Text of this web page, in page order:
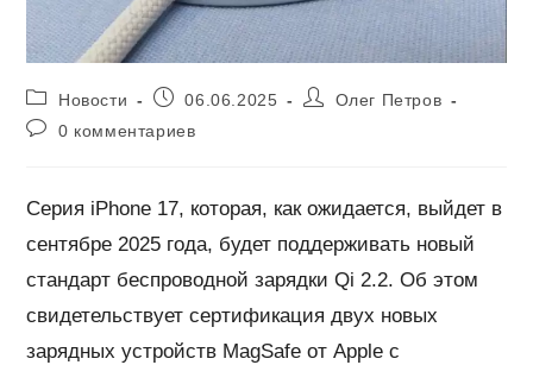
Рубрика
записи:
Новости
Запись06.06.2025
АвторОлег Петров
Комментарии
0 комментариев
Серия iPhone 17, которая, как ожидается, выйдет в
сентябре 2025 года, будет поддерживать новый
стандарт беспроводной зарядки Qi 2.2. Об этом
свидетельствует сертификация двух новых
зарядных устройств MagSafe от Apple с